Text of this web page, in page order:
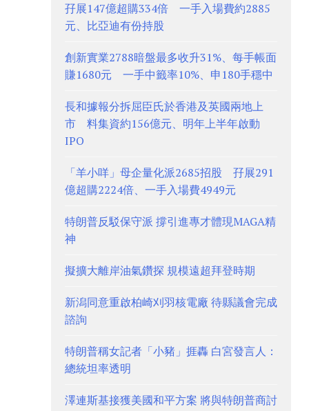
孖展147億超購334倍 一手入場費約2885
元、比亞迪有份持股
創新實業2788暗盤最多收升31%、每手帳面
賺1680元 一手中籤率10%、申180手穩中
長和據報分拆屈臣氏於香港及英國兩地上
市 料集資約156億元、明年上半年啟動
IPO
「羊小咩」母企量化派2685招股 孖展291
億超購2224倍、一手入場費4949元
特朗普反駁保守派 撐引進專才體現MAGA精
神
擬擴大離岸油氣鑽探 規模遠超拜登時期
新潟同意重啟柏崎刈羽核電廠 待縣議會完成
諮詢
特朗普稱女記者「小豬」捱轟 白宮發言人：
總統坦率透明
澤連斯基接獲美國和平方案 將與特朗普商討